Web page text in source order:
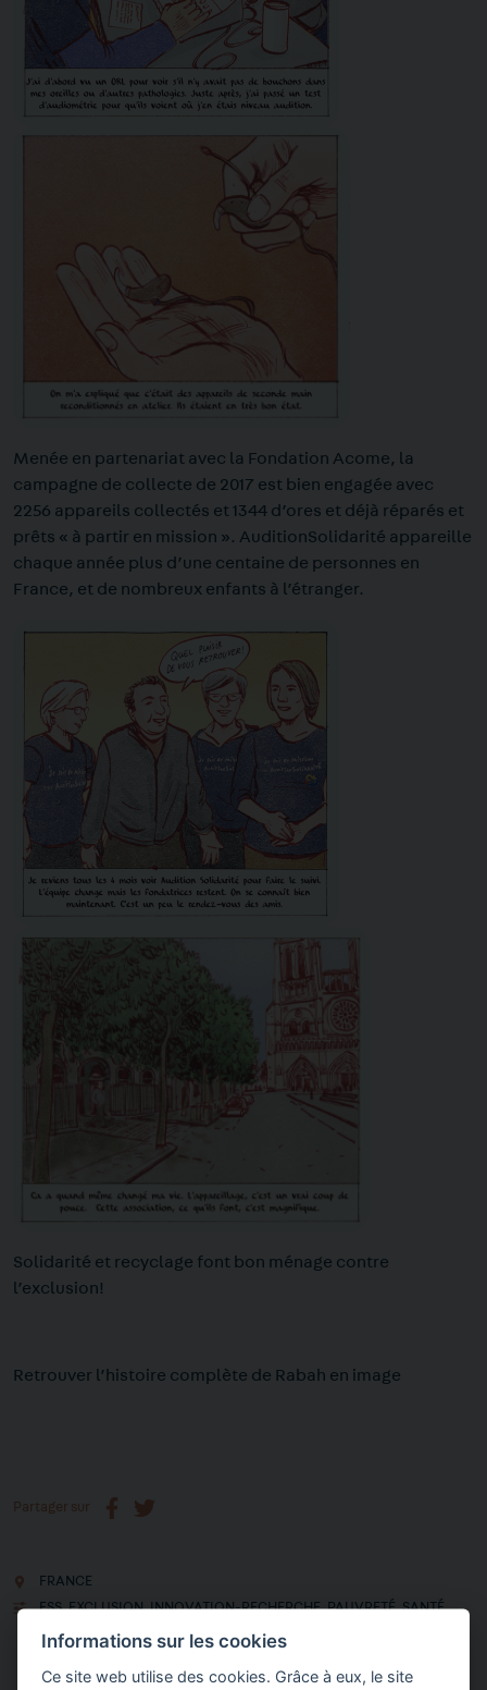
Menée en partenariat avec la Fondation Acome, la
campagne de collecte de 2017 est bien engagée avec
2256 appareils collectés et 1344 d’ores et déjà réparés et
prêts « à partir en mission ». AuditionSolidarité appareille
chaque année plus d’une centaine de personnes en
France, et de nombreux enfants à l’étranger.
Solidarité et recyclage font bon ménage contre
l’exclusion!
Retrouver l’histoire complète de Rabah en image
Partager sur
FRANCE
ESS,EXCLUSION,INNOVATION-RECHERCHE,PAUVRETÉ,SANTÉ
Informations sur les cookies
Ce site web utilise des cookies. Grâce à eux, le site